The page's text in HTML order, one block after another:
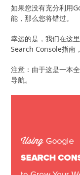
如果您没有充分利用
能，那么您将错过。
幸运的是，我们在这
Search Console指南
注意：由于这是一本
导航。